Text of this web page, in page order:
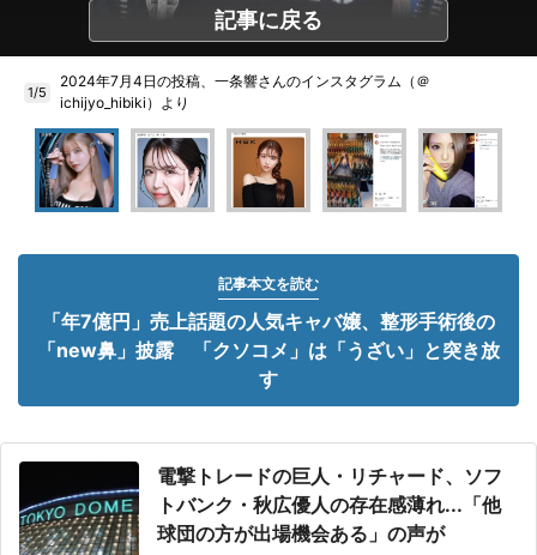
記事に戻る
1/5
2024年7月4日の投稿、一条響さんのインスタグラム（＠
ichijyo_hibiki）より
記事本文を読む
「年7億円」売上話題の人気キャバ嬢、整形手術後の
「new鼻」披露 「クソコメ」は「うざい」と突き放
す
電撃トレードの巨人・リチャード、ソフ
トバンク・秋広優人の存在感薄れ...「他
球団の方が出場機会ある」の声が